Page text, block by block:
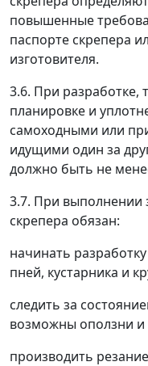
повышенные
паспорте скрепера
изготовителя.
3.6. При разработке,
планировке и
самоходными или
идущими один за
должно быть не
3.7. При выполнении
скрепера обязан:
начинать
пней, кустарника и
следить за
возможны оползни и
производить